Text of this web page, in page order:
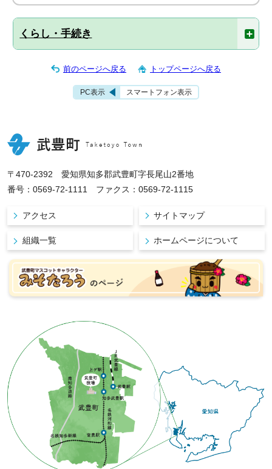
くらし・手続き
前のページへ戻る トップページへ戻る
PC表示 スマートフォン表示
〒470-2392 愛知県知多郡武豊町字長尾山2番地
番号：0569-72-1111 ファクス：0569-72-1115
アクセス サイトマップ
組織一覧 ホームページについて